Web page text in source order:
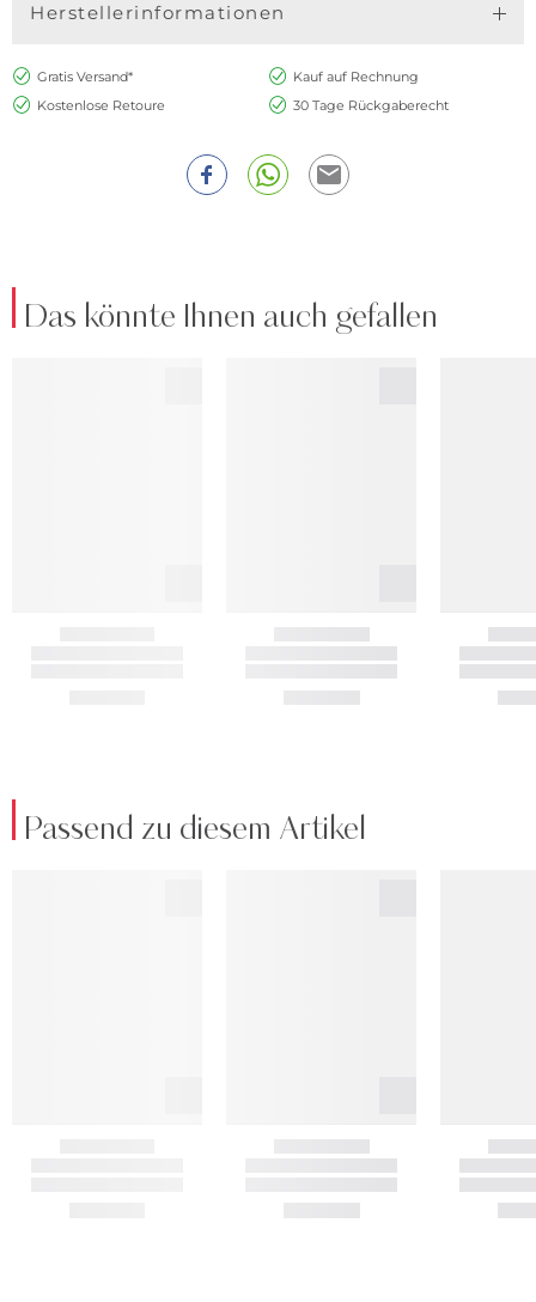
Herstellerinformationen
Gratis Versand*
Kauf auf Rechnung
Kostenlose Retoure
30 Tage Rückgaberecht
Das könnte Ihnen auch gefallen
Passend zu diesem Artikel